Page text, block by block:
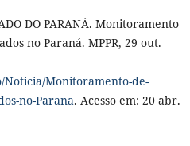
DO PARANÁ. Monitoramento
no Paraná. MPPR, 29 out.
Monitoramento-de-
no-Parana. Acesso em: 20 abr.